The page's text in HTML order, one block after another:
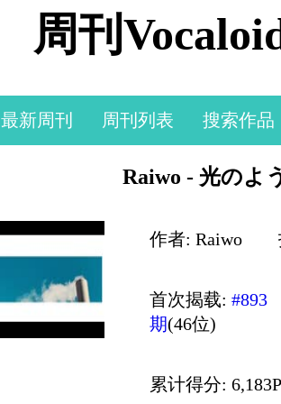
周刊
最新周刊 周刊列表 搜索作品
Raiwo - 光のよ
作者: Raiwo
首次揭载: #893
期(46位)
累计得分: